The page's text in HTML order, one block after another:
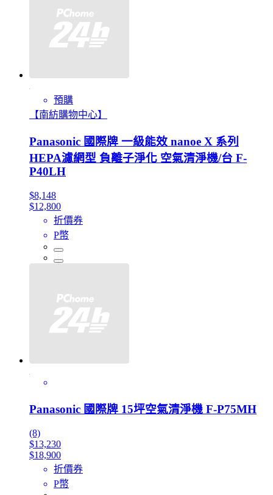
預購
【南紡購物中心】
Panasonic 國際牌 一級能效 nanoe X 系列
HEPA濾網型 負離子淨化 空氣清淨機/台 F-
P40LH
$8,148
$12,800
折價券
P幣
Panasonic 國際牌 15坪空氣清淨機 F-P75MH
(8)
$13,230
$18,900
折價券
P幣